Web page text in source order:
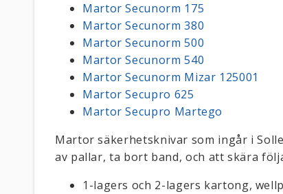
Martor Secunorm 175
Martor Secunorm 380
Martor Secunorm 500
Martor Secunorm 540
Martor Secunorm Mizar 125001
Martor Secupro 625
Martor Secupro Martego
Martor säkerhetsknivar som ingår i
av pallar, ta bort band, och att skära
1-lagers och 2-lagers kartong,